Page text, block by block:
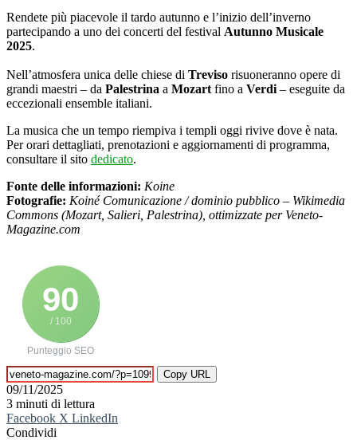
Rendete più piacevole il tardo autunno e l’inizio dell’inverno
partecipando a uno dei concerti del festival Autunno Musicale
2025.
Nell’atmosfera unica delle chiese di Treviso risuoneranno opere di
grandi maestri – da Palestrina a Mozart fino a Verdi – eseguite da
eccezionali ensemble italiani.
La musica che un tempo riempiva i templi oggi rivive dove è nata.
Per orari dettagliati, prenotazioni e aggiornamenti di programma,
consultare il sito dedicato.
Fonte delle informazioni: Koine
Fotografie: Koiné Comunicazione / dominio pubblico – Wikimedia
Commons (Mozart, Salieri, Palestrina), ottimizzate per Veneto-
Magazine.com
90
/ 100
Punteggio SEO
Copy URL
09/11/2025
3 minuti di lettura
Facebook X LinkedIn
Condividi